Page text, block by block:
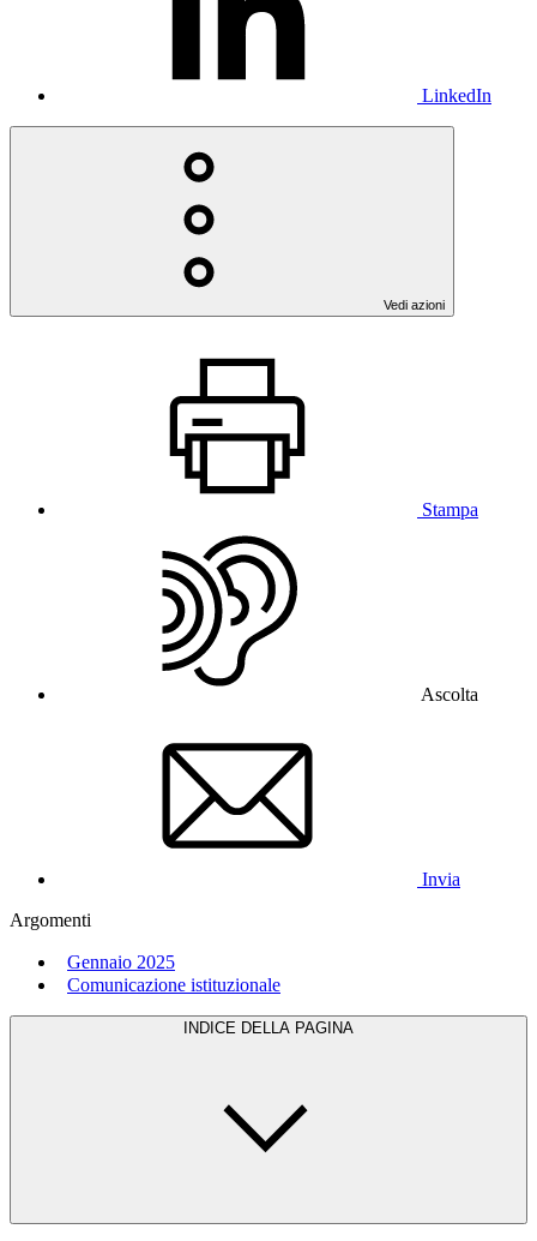
LinkedIn
Vedi azioni
Stampa
Ascolta
Invia
Argomenti
Gennaio 2025
Comunicazione istituzionale
INDICE DELLA PAGINA